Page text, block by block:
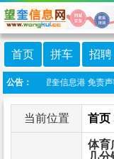
首页 拼车 招聘
公告：
小程序:望奎信息港 免责声
当前位置 首页
体育
几